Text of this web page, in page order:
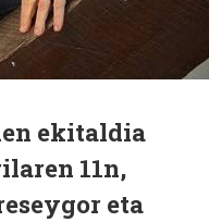
ekitaldia
11n,
eta